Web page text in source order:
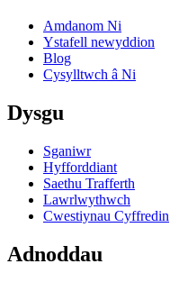
Amdanom Ni
Ystafell newyddion
Blog
Cysylltwch â Ni
Dysgu
Sganiwr
Hyfforddiant
Saethu Trafferth
Lawrlwythwch
Cwestiynau Cyffredin
Adnoddau